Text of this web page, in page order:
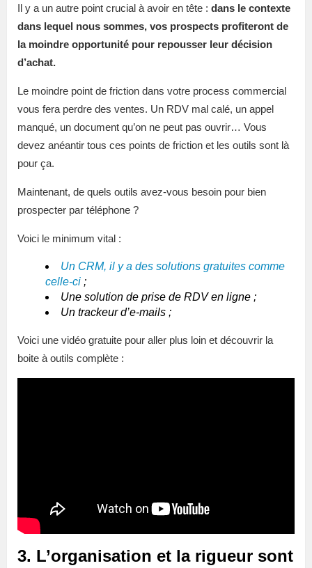
Il y a un autre point crucial à avoir en tête : dans le contexte
dans lequel nous sommes, vos prospects profiteront de
la moindre opportunité pour repousser leur décision
d’achat.
Le moindre point de friction dans votre process commercial
vous fera perdre des ventes. Un RDV mal calé, un appel
manqué, un document qu’on ne peut pas ouvrir… Vous
devez anéantir tous ces points de friction et les outils sont là
pour ça.
Maintenant, de quels outils avez-vous besoin pour bien
prospecter par téléphone ?
Voici le minimum vital :
Un CRM, il y a des solutions gratuites comme
celle-ci ;
Une solution de prise de RDV en ligne ;
Un trackeur d’e-mails ;
Voici une vidéo gratuite pour aller plus loin et découvrir la
boite à outils complète :
3. L’organisation et la rigueur sont